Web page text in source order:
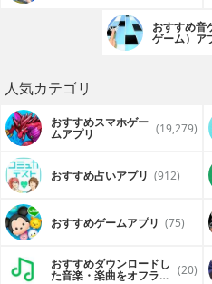
おすすめ音
ゲーム）ア
人気カテゴリ
おすすめスマホゲー
ムアプリ (19,279)
おすすめ占いアプリ (912)
おすすめゲームアプリ (75)
おすすめダウンロードし
た音楽・楽曲をオフライ (20)